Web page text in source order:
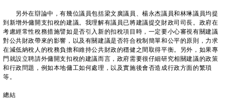
另外在辯論中，有幾位議員包括梁文廣議員、楊永杰議員和林琳議員均提
到新增外傭開支扣稅的建議。我理解有議員已將建議提交財政司司長。政府在
考慮經常性稅務措施譬如是否引入新的扣稅項目時，一定要小心審視有關建議
對公共財政帶來的影響，以及有關建議是否符合稅制簡單和公平的原則，力求
在減低納稅人的稅務負擔和維持公共財政的穩健之間取得平衡。另外，如果專
門就設立聘請外傭開支扣稅的建議而言，政府需要很仔細研究相關建議的政策
和行政問題，例如本地傭工如何處理，以及實施後會否造成行政方面的繁瑣
等。
總結